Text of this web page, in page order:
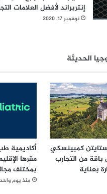
الإيرادات ويدعم العلامات
العمل المدعومة بالذكاء
الآلات ضمن بيئة عمل أڤايا
والمكوّنة من مجموعة
لمستخدمي حلول مراكز
يتمكنوا من استثمار الموارد
أقسام المؤسسة، وتقديم
لتحقيق النتائج المتوخاة”.
إنتربراند لأفضل العلامات
نوفمبر 17, 2020
الحديثة
كمبينسكي
من التجارب
بعناية
أكاديمية
مقرها
بمختلف
منذ يوم واحد